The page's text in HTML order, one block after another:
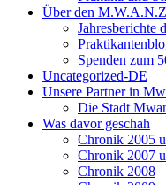
Über den
Jahresberichte
Spenden zum
Uncategorized-DE
Unsere Partner in
Die Stadt
Was davor geschah
Chronik 2005
Chronik 2007
Chronik 2008